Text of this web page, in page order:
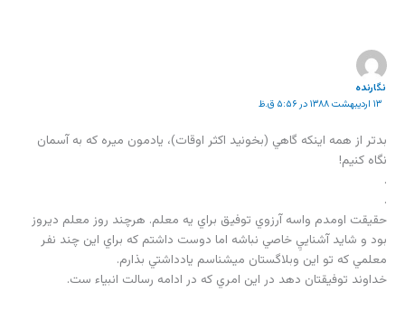
نگارنده
۱۳ اردیبهشت ۱۳۸۸ در ۵:۵۶ ق.ظ
بدتر از همه اينكه گاهي (بخونيد اكثر اوقات)، يادمون ميره كه به آسمان
نگاه كنيم!
.
.
حقيقت اومدم واسه آرزوي توفيق براي يه معلم. هرچند روز معلم ديروز
بود و شايد آشناييِ خاصي نباشه اما دوست داشتم كه براي اين چند نفر
معلمي كه تو این وبلاگستان میشناسم يادداشتي بذارم.
خداوند توفیقتان دهد در این امري که در ادامه رسالت انبیاء ست.